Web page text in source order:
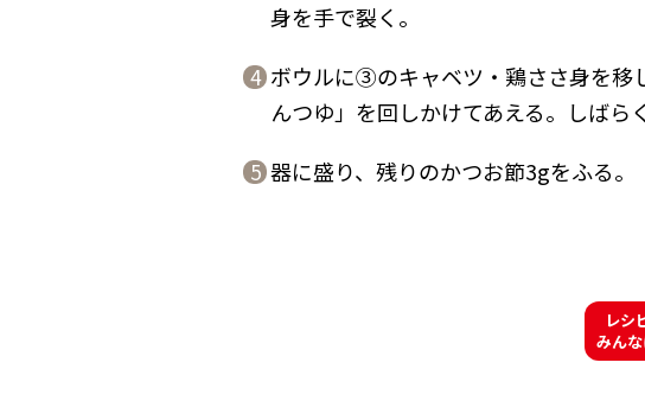
身を手で裂く。
4 ボウルに③のキャベツ・鶏ささ身を移
んつゆ」を回しかけてあえる。しばら
5 器に盛り、残りのかつお節3gをふる。
レシ
みん